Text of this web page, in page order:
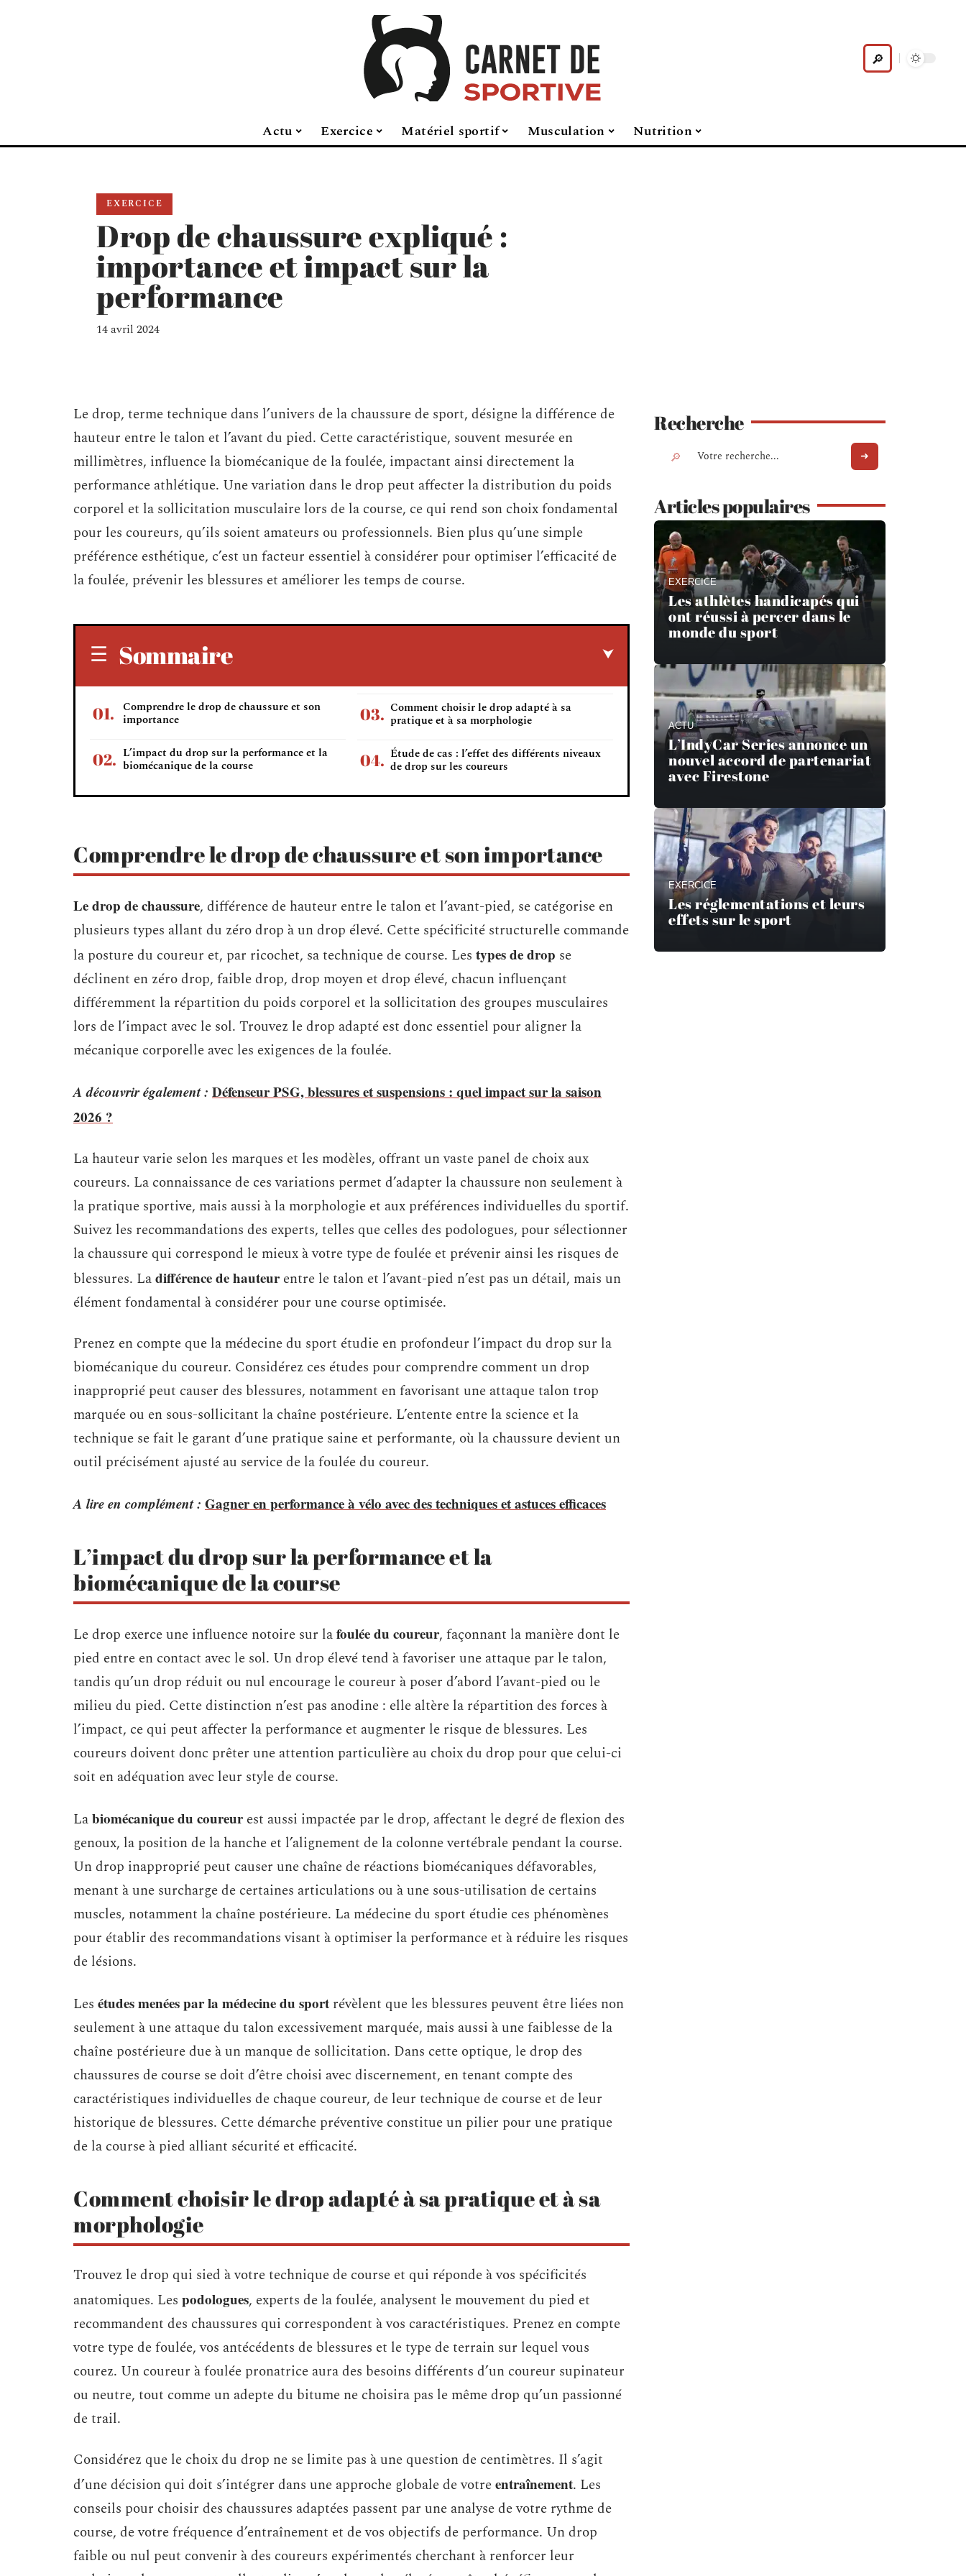
Actu Exercice Matériel sportif Musculation Nutrition
EXERCICE
Drop de chaussure expliqué :
importance et impact sur la
performance
14 avril 2024
Le drop, terme technique dans l’univers de la chaussure de sport, désigne la différence de
hauteur entre le talon et l’avant du pied. Cette caractéristique, souvent mesurée en
millimètres, influence la biomécanique de la foulée, impactant ainsi directement la
performance athlétique. Une variation dans le drop peut affecter la distribution du poids
corporel et la sollicitation musculaire lors de la course, ce qui rend son choix fondamental
pour les coureurs, qu’ils soient amateurs ou professionnels. Bien plus qu’une simple
préférence esthétique, c’est un facteur essentiel à considérer pour optimiser l’efficacité de
la foulée, prévenir les blessures et améliorer les temps de course.
Sommaire
Comprendre le drop de chaussure et son
importance
L’impact du drop sur la performance et la
biomécanique de la course
Comment choisir le drop adapté à sa
pratique et à sa morphologie
Étude de cas : l’effet des différents niveaux
de drop sur les coureurs
Comprendre le drop de chaussure et son importance
Le drop de chaussure, différence de hauteur entre le talon et l’avant-pied, se catégorise en
plusieurs types allant du zéro drop à un drop élevé. Cette spécificité structurelle commande
la posture du coureur et, par ricochet, sa technique de course. Les types de drop se
déclinent en zéro drop, faible drop, drop moyen et drop élevé, chacun influençant
différemment la répartition du poids corporel et la sollicitation des groupes musculaires
lors de l’impact avec le sol. Trouvez le drop adapté est donc essentiel pour aligner la
mécanique corporelle avec les exigences de la foulée.
A découvrir également : Défenseur PSG, blessures et suspensions : quel impact sur la saison
2026 ?
La hauteur varie selon les marques et les modèles, offrant un vaste panel de choix aux
coureurs. La connaissance de ces variations permet d’adapter la chaussure non seulement à
la pratique sportive, mais aussi à la morphologie et aux préférences individuelles du sportif.
Suivez les recommandations des experts, telles que celles des podologues, pour sélectionner
la chaussure qui correspond le mieux à votre type de foulée et prévenir ainsi les risques de
blessures. Ladifférence de hauteurentre le talon et l’avant-pied n’est pas un détail, mais un
élément fondamental à considérer pour une course optimisée.
Prenez en compte que la médecine du sport étudie en profondeur l’impact du drop sur la
biomécanique du coureur. Considérez ces études pour comprendre comment un drop
inapproprié peut causer des blessures, notamment en favorisant une attaque talon trop
marquée ou en sous-sollicitant la chaîne postérieure. L’entente entre la science et la
technique se fait le garant d’une pratique saine et performante, où la chaussure devient un
outil précisément ajusté au service de la foulée du coureur.
A lire en complément : Gagner en performance à vélo avec des techniques et astuces efficaces
L’impact du drop sur la performance et la
biomécanique de la course
Le drop exerce une influence notoire sur lafoulée du coureur, façonnant la manière dont le
pied entre en contact avec le sol. Un drop élevé tend à favoriser une attaque par le talon,
tandis qu’un drop réduit ou nul encourage le coureur à poser d’abord l’avant-pied ou le
milieu du pied. Cette distinction n’est pas anodine : elle altère la répartition des forces à
l’impact, ce qui peut affecter la performance et augmenter le risque de blessures. Les
coureurs doivent donc prêter une attention particulière au choix du drop pour que celui-ci
soit en adéquation avec leur style de course.
Labiomécanique du coureurest aussi impactée par le drop, affectant le degré de flexion des
genoux, la position de la hanche et l’alignement de la colonne vertébrale pendant la course.
Un drop inapproprié peut causer une chaîne de réactions biomécaniques défavorables,
menant à une surcharge de certaines articulations ou à une sous-utilisation de certains
muscles, notamment la chaîne postérieure. La médecine du sport étudie ces phénomènes
pour établir des recommandations visant à optimiser la performance et à réduire les risques
de lésions.
Les études menées par la médecine du sport révèlent que les blessures peuvent être liées non
seulement à une attaque du talon excessivement marquée, mais aussi à une faiblesse de la
chaîne postérieure due à un manque de sollicitation. Dans cette optique, le drop des
chaussures de course se doit d’être choisi avec discernement, en tenant compte des
caractéristiques individuelles de chaque coureur, de leur technique de course et de leur
historique de blessures. Cette démarche préventive constitue un pilier pour une pratique
de la course à pied alliant sécurité et efficacité.
Comment choisir le drop adapté à sa pratique et à sa
morphologie
Trouvez le drop qui sied à votre technique de course et qui réponde à vos spécificités
anatomiques. Les podologues, experts de la foulée, analysent le mouvement du pied et
recommandent des chaussures qui correspondent à vos caractéristiques. Prenez en compte
votre type de foulée, vos antécédents de blessures et le type de terrain sur lequel vous
courez. Un coureur à foulée pronatrice aura des besoins différents d’un coureur supinateur
ou neutre, tout comme un adepte du bitume ne choisira pas le même drop qu’un passionné
de trail.
Considérez que le choix du drop ne se limite pas à une question de centimètres. Il s’agit
d’une décision qui doit s’intégrer dans une approche globale de votreentraînement. Les
conseils pour choisir des chaussures adaptées passent par une analyse de votre rythme de
course, de votre fréquence d’entraînement et de vos objectifs de performance. Un drop
faible ou nul peut convenir à des coureurs expérimentés cherchant à renforcer leur
Recherche
Articles populaires
EXERCICE
Les athlètes handicapés qui
ont réussi à percer dans le
monde du sport
ACTU
L’IndyCar Series annonce un
nouvel accord de partenariat
avec Firestone
EXERCICE
Les réglementations et leurs
effets sur le sport